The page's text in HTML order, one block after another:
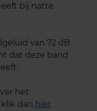
bij natte
van 72 dB
dat deze band
het
dan hier